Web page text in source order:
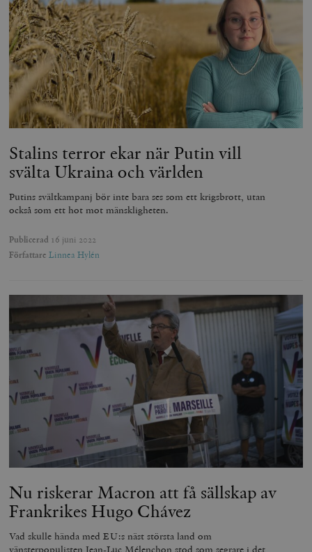
Stalins terror ekar när Putin vill
svälta Ukraina och världen
Putins svältkampanj bör inte bara ses som ett krigsbrott, utan
också som ett hot mot mänskligheten.
Publicerad 16 juni 2022
Författare Linnea Hylén
Nu riskerar Macron att få sällskap av
Frankrikes Hugo Chávez
Vad skulle hända med EU:s näst största land om
vänsterpopulisten Jean-Luc Mélenchon stod som segrare i det